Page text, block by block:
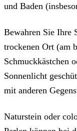
und Baden
Bewahren Sie Ihre
trockenen Ort (am
Schmuckkästchen
Sonnenlicht
mit anderen
Naturstein oder